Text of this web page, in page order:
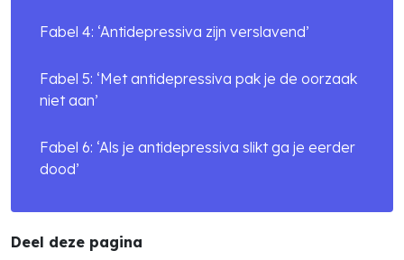
Fabel 4: ‘Antidepressiva zijn verslavend’
Fabel 5: ‘Met antidepressiva pak je de oorzaak
niet aan’
Fabel 6: ‘Als je antidepressiva slikt ga je eerder
dood’
Deel deze pagina